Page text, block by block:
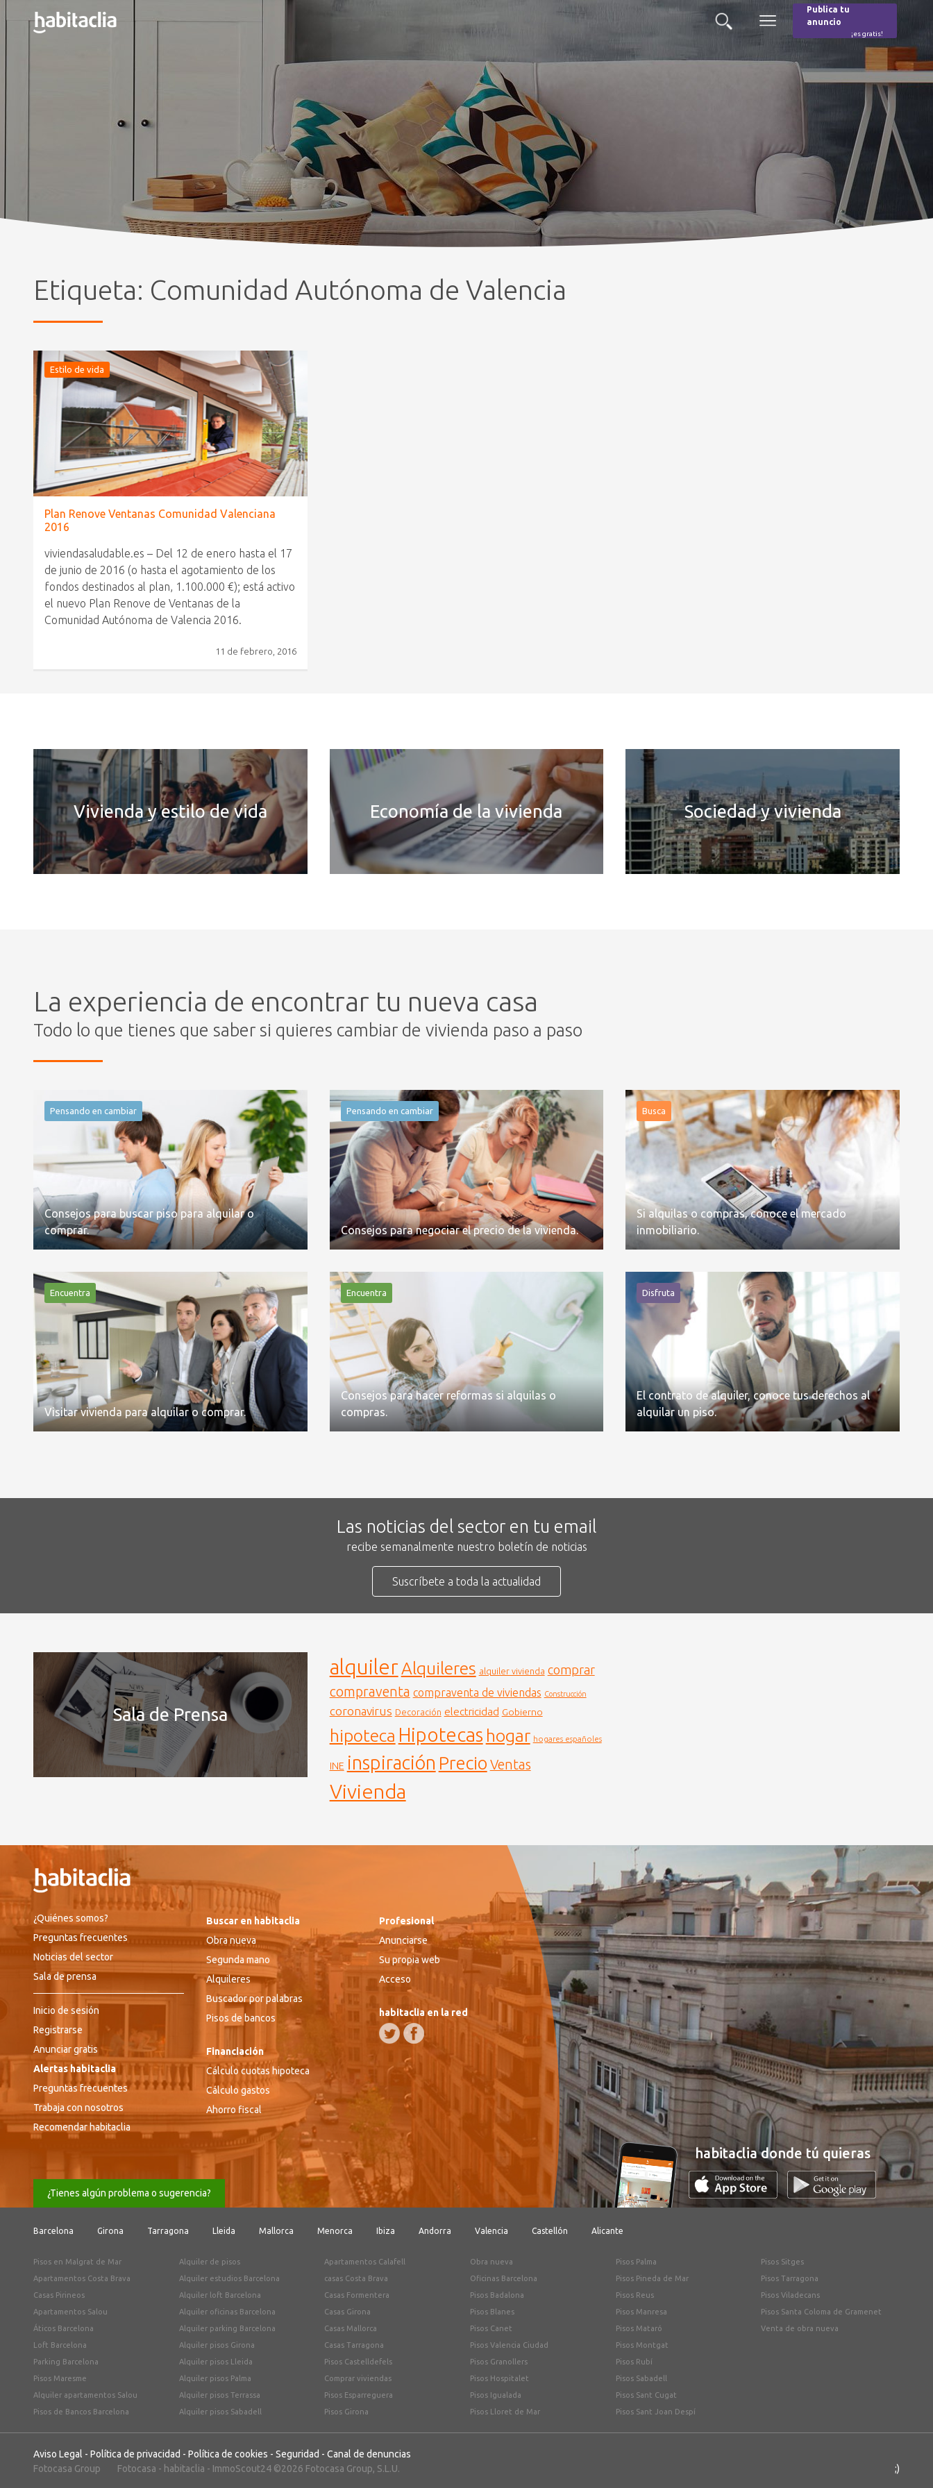
Buscar
Menú
Publica tu
anuncio
¡es gratis!
Etiqueta: Comunidad Autónoma de Valencia
Estilo de vida
Plan Renove Ventanas Comunidad Valenciana
2016
viviendasaludable.es – Del 12 de enero hasta el 17
de junio de 2016 (o hasta el agotamiento de los
fondos destinados al plan, 1.100.000 €); está activo
el nuevo Plan Renove de Ventanas de la
Comunidad Autónoma de Valencia 2016.
11 de febrero, 2016
Vivienda y estilo de vida Economía de la vivienda Sociedad y vivienda
La experiencia de encontrar tu nueva casa
Todo lo que tienes que saber si quieres cambiar de vivienda paso a paso
Pensando en cambiar
Consejos para buscar piso para alquilar o
comprar.
Pensando en cambiar
Consejos para negociar el precio de la vivienda.
Busca
Si alquilas o compras, conoce el mercado
inmobiliario.
Encuentra
Visitar vivienda para alquilar o comprar.
Encuentra
Consejos para hacer reformas si alquilas o
compras.
Disfruta
El contrato de alquiler, conoce tus derechos al
alquilar un piso.
Las noticias del sector en tu email
recibe semanalmente nuestro boletín de noticias
Suscríbete a toda la actualidad
Sala de Prensa
alquiler Alquileres alquiler vivienda comprar
compraventa compraventa de viviendas Construcción
coronavirus Decoración electricidad Gobierno
hipoteca Hipotecas hogar hogares españoles
INE inspiración Precio Ventas
Vivienda
¿Quiénes somos?
Preguntas frecuentes
Noticias del sector
Sala de prensa
Inicio de sesión
Registrarse
Anunciar gratis
Alertas habitaclia
Preguntas frecuentes
Trabaja con nosotros
Recomendar habitaclia
Buscar en habitaclia
Obra nueva
Segunda mano
Alquileres
Buscador por palabras
Pisos de bancos
Financiación
Cálculo cuotas hipoteca
Cálculo gastos
Ahorro fiscal
Profesional
Anunciarse
Su propia web
Acceso
habitaclia en la red
habitaclia donde tú quieras
¿Tienes algún problema o sugerencia?
Barcelona Girona Tarragona Lleida Mallorca Menorca Ibiza Andorra Valencia Castellón Alicante
Pisos en Malgrat de Mar
Apartamentos Costa Brava
Casas Pirineos
Apartamentos Salou
Áticos Barcelona
Loft Barcelona
Parking Barcelona
Pisos Maresme
Alquiler apartamentos Salou
Pisos de Bancos Barcelona
Alquiler de pisos
Alquiler estudios Barcelona
Alquiler loft Barcelona
Alquiler oficinas Barcelona
Alquiler parking Barcelona
Alquiler pisos Girona
Alquiler pisos Lleida
Alquiler pisos Palma
Alquiler pisos Terrassa
Alquiler pisos Sabadell
Apartamentos Calafell
casas Costa Brava
Casas Formentera
Casas Girona
Casas Mallorca
Casas Tarragona
Pisos Castelldefels
Comprar viviendas
Pisos Esparreguera
Pisos Girona
Obra nueva
Oficinas Barcelona
Pisos Badalona
Pisos Blanes
Pisos Canet
Pisos Valencia Ciudad
Pisos Granollers
Pisos Hospitalet
Pisos Igualada
Pisos Lloret de Mar
Pisos Palma
Pisos Pineda de Mar
Pisos Reus
Pisos Manresa
Pisos Mataró
Pisos Montgat
Pisos Rubí
Pisos Sabadell
Pisos Sant Cugat
Pisos Sant Joan Despí
Pisos Sitges
Pisos Tarragona
Pisos Viladecans
Pisos Santa Coloma de Gramenet
Venta de obra nueva
Aviso Legal - Política de privacidad - Política de cookies - Seguridad - Canal de denuncias
Fotocasa Group
Fotocasa - habitaclia - ImmoScout24 ©2026 Fotocasa Group, S.L.U. ;)